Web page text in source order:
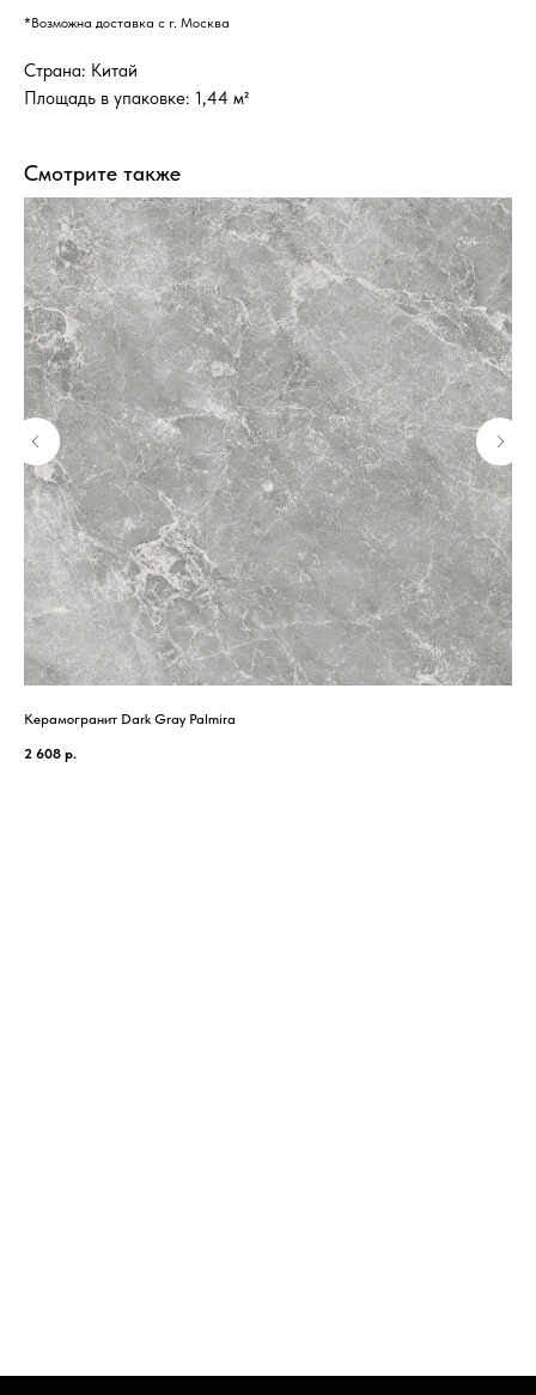
*Возможна доставка с г. Москва
Страна: Китай
Площадь в упаковке: 1,44 м²
Смотрите также
Керамогранит Dark Gray Palmira
2 608 р.